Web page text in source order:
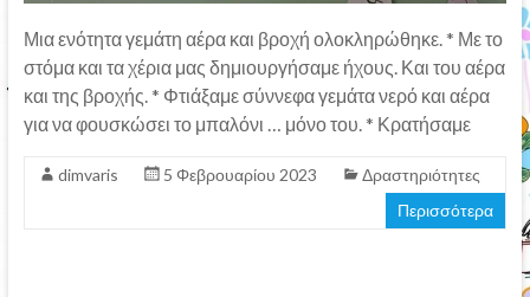
Μια ενότητα γεμάτη αέρα και βροχή ολοκληρώθηκε. * Με το
στόμα και τα χέρια μας δημιουργήσαμε ήχους. Και του αέρα
και της βροχής. * Φτιάξαμε σύννεφα γεμάτα νερό και αέρα
για να φουσκώσει το μπαλόνι … μόνο του. * Κρατήσαμε
dimvaris 5 Φεβρουαρίου 2023
Δραστηριότητες
Περισσότερα